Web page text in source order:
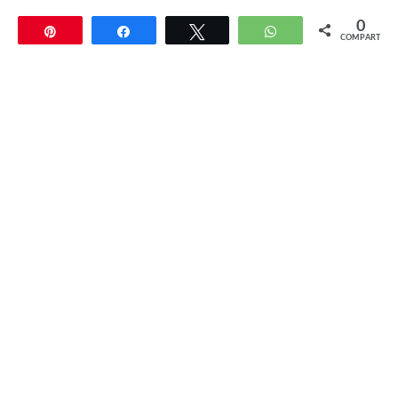
Compartir WhatsApp 0
COMPARTIR